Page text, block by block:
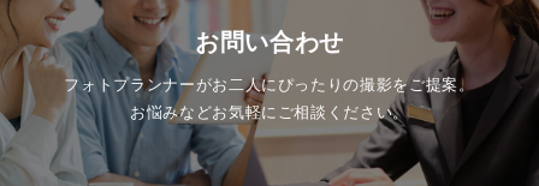
お問い合わせ
フォトプランナーがお二人にぴったりの撮影をご提案。
お悩みなどお気軽にご相談ください。